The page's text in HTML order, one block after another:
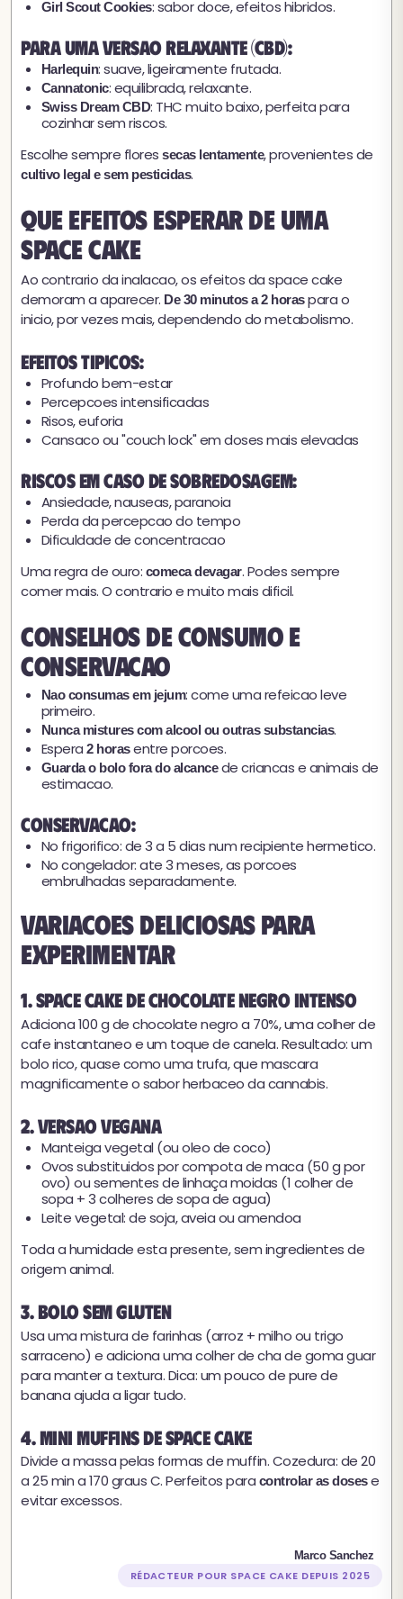
Girl Scout Cookies: sabor doce, efeitos hibridos.
Para uma versao relaxante (CBD):
Harlequin: suave, ligeiramente frutada.
Cannatonic: equilibrada, relaxante.
Swiss Dream CBD: THC muito baixo, perfeita para
cozinhar sem riscos.
Escolhe sempre flores secas lentamente, provenientes de
cultivo legal e sem pesticidas.
Que efeitos esperar de uma
space cake
Ao contrario da inalacao, os efeitos da space cake
demoram a aparecer. De 30 minutos a 2 horaspara o
inicio, por vezes mais, dependendo do metabolismo.
Efeitos tipicos:
Profundo bem-estar
Percepcoes intensificadas
Risos, euforia
Cansaco ou "couch lock" em doses mais elevadas
Riscos em caso de sobredosagem:
Ansiedade, nauseas, paranoia
Perda da percepcao do tempo
Dificuldade de concentracao
Uma regra de ouro: comeca devagar. Podes sempre
comer mais. O contrario e muito mais dificil.
Conselhos de consumo e
conservacao
Nao consumas em jejum: come uma refeicao leve
primeiro.
Nunca mistures com alcool ou outras substancias.
Espera 2 horasentre porcoes.
Guarda o bolo fora do alcancede criancas e animais de
estimacao.
Conservacao:
No frigorifico: de 3 a 5 dias num recipiente hermetico.
No congelador: ate 3 meses, as porcoes
embrulhadas separadamente.
Variacoes deliciosas para
experimentar
1. Space cake de chocolate negro intenso
Adiciona 100 g de chocolate negro a 70%, uma colher de
cafe instantaneo e um toque de canela. Resultado: um
bolo rico, quase como uma trufa, que mascara
magnificamente o sabor herbaceo da cannabis.
2. Versao vegana
Manteiga vegetal (ou oleo de coco)
Ovos substituidos por compota de maca (50 g por
ovo) ou sementes de linhaça moidas (1 colher de
sopa + 3 colheres de sopa de agua)
Leite vegetal: de soja, aveia ou amendoa
Toda a humidade esta presente, sem ingredientes de
origem animal.
3. Bolo sem gluten
Usa uma mistura de farinhas (arroz + milho ou trigo
sarraceno) e adiciona uma colher de cha de goma guar
para manter a textura. Dica: um pouco de pure de
banana ajuda a ligar tudo.
4. Mini muffins de space cake
Divide a massa pelas formas de muffin. Cozedura: de 20
a 25 min a 170 graus C. Perfeitos para controlar as dosese
evitar excessos.
Marco Sanchez
RÉDACTEUR POUR SPACE CAKE DEPUIS 2025